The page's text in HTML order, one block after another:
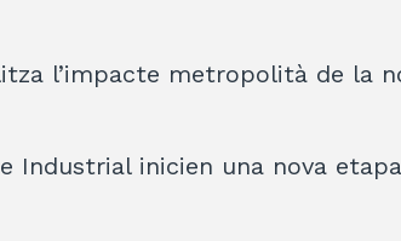
l’impacte metropolità de la
Industrial inicien una nova